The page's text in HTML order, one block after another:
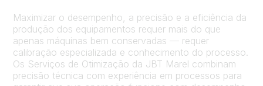
Maximizar o desempenho, a precisão e a eficiência da
produção dos equipamentos requer mais do que
apenas máquinas bem conservadas — requer
calibração especializada e conhecimento do processo.
Os Serviços de Otimização da JBT Marel combinam
precisão técnica com experiência em processos para